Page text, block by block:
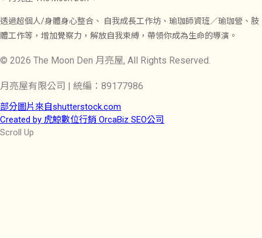
透過超個人/身體身心整合、 自我成長工作坊、瑜珈師資班／瑜珈營、肢
體工作等，增加覺察力，解放自我束縛，帶領你成為生命的導演。
© 2026 The Moon Den 月亮屋, All Rights Reserved.
月亮屋有限公司 | 統編：89177986
部分圖片來自shutterstock.com
Created by 虎鯨數位行銷 OrcaBiz SEO公司
Scroll Up